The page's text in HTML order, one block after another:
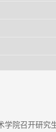
学院召开研究